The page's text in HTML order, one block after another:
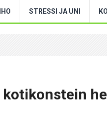
STRESSI JA UNI
kotikonstein